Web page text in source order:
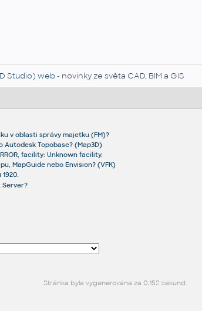
Studio) web- novinky ze světa CAD, BIM a GIS
v oblasti správy majetku (FM)?
Topobase? (Map3D)
facility: Unknown facility.
MapGuide nebo Envision? (VFK)
Server?
Stránka byla vygenerována za 0,152 sekund.